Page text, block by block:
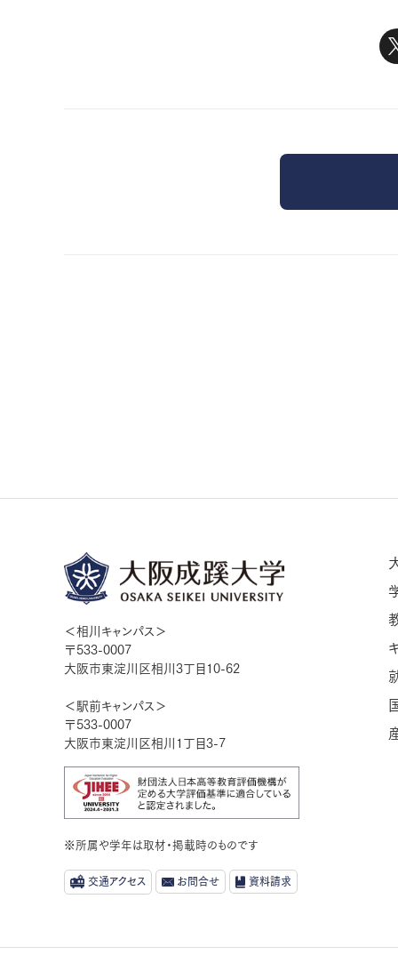
＜相川キャンパス＞
〒533-0007
大阪市東淀川区相川3丁目10-62
＜駅前キャンパス＞
〒533-0007
大阪市東淀川区相川1丁目3-7
※所属や学年は取材・掲載時のものです
交通アクセス お問合せ 資料請求